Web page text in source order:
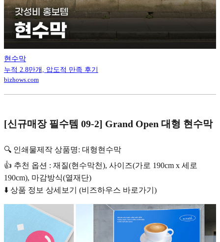
현수막
누적 2.8만개, 압도적 만족 후기
bizhows.com
[신규매장 필수템 09-2] Grand Open 대형 현수막
🔍 인쇄물제작 상품명: 대형현수막
👍 추천 옵션 : 재질(현수막천), 사이즈(가로 190cm x 세로
190cm), 마감방식(열재단)
⬇️ 상품 정보 상세보기 (비즈하우스 바로가기)